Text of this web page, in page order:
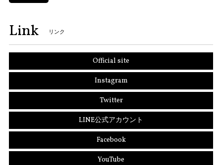
Link リンク
Official site
Instagram
Twitter
LINE公式アカウント
Facebook
YouTube